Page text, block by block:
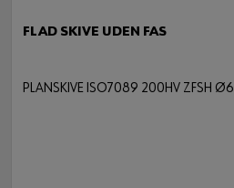
FLAD SKIVE UDEN FAS
PLANSKIVE ISO7089 200HV ZFSH Ø6